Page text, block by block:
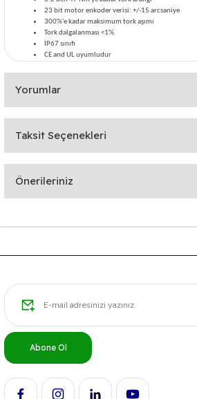
23 bit motor enkoder verisi: +/-15 arcsaniye
300%'e kadar maksimum tork aşımı
Tork dalgalanması <1%
IP67 sınıfı
CE and UL uyumludur
Yorumlar
Bu ürüne ilk yorumu siz
Taksit Seçenekleri
Önerileriniz
Ürün bilgilerinde hatalar bulunuyor.
Ürün fiyatı diğer sitelerden daha pahalı.
Abone Ol